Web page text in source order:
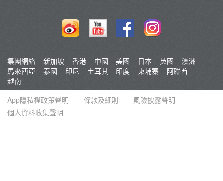
集團網絡 新加坡 香港 中國 美國 日本 英國
澳洲
馬來西亞
泰國 印尼 土耳其 印度 柬埔寨
阿聯酋
越南
App隱私權政策聲明
條款及細則
風險披露聲明
個人資料收集聲明